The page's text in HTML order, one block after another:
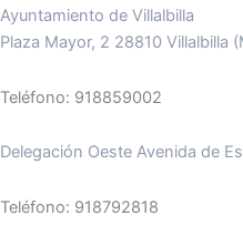
Ayuntamiento de Villalbilla
Plaza Mayor, 2 28810 Villalbilla
Teléfono: 918859002
Delegación Oeste Avenida de
Teléfono: 918792818